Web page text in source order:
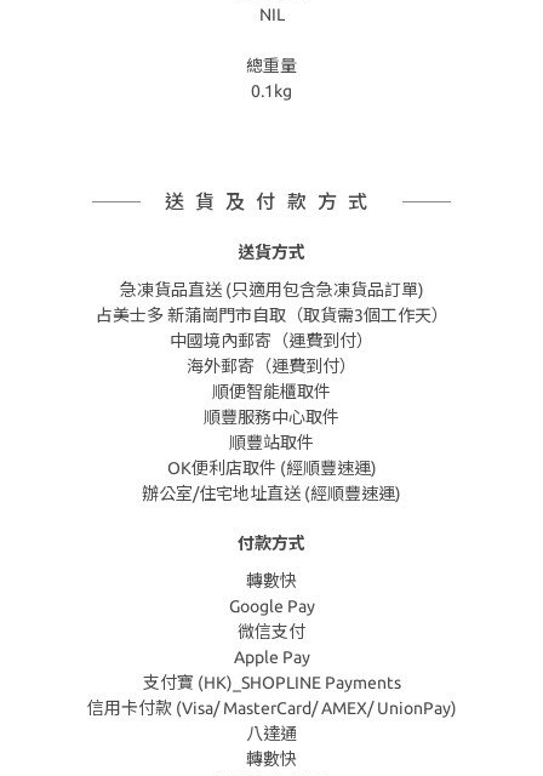
NIL
總重量
0.1kg
送貨及付款方式
送貨方式
急凍貨品直送 (只適用包含急凍貨品訂單)
占美士多 新蒲崗門市自取（取貨需3個工作天）
中國境內郵寄（運費到付）
海外郵寄（運費到付）
順便智能櫃取件
順豐服務中心取件
順豐站取件
OK便利店取件 (經順豐速運)
辦公室/住宅地址直送 (經順豐速運)
付款方式
轉數快
Google Pay
微信支付
Apple Pay
支付寶 (HK)_SHOPLINE Payments
信用卡付款 (Visa/ MasterCard/ AMEX/ UnionPay)
八達通
轉數快